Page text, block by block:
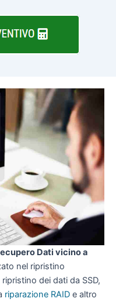
Dati vicino a
nel ripristino
ripristino dei dati da SSD,
riparazione RAID e altro